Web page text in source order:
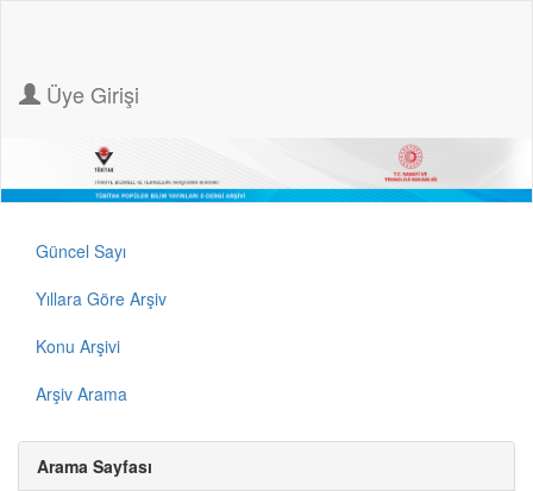
Üye Girişi
Güncel Sayı
Yıllara Göre Arşiv
Konu Arşivi
Arşiv Arama
Arama Sayfası